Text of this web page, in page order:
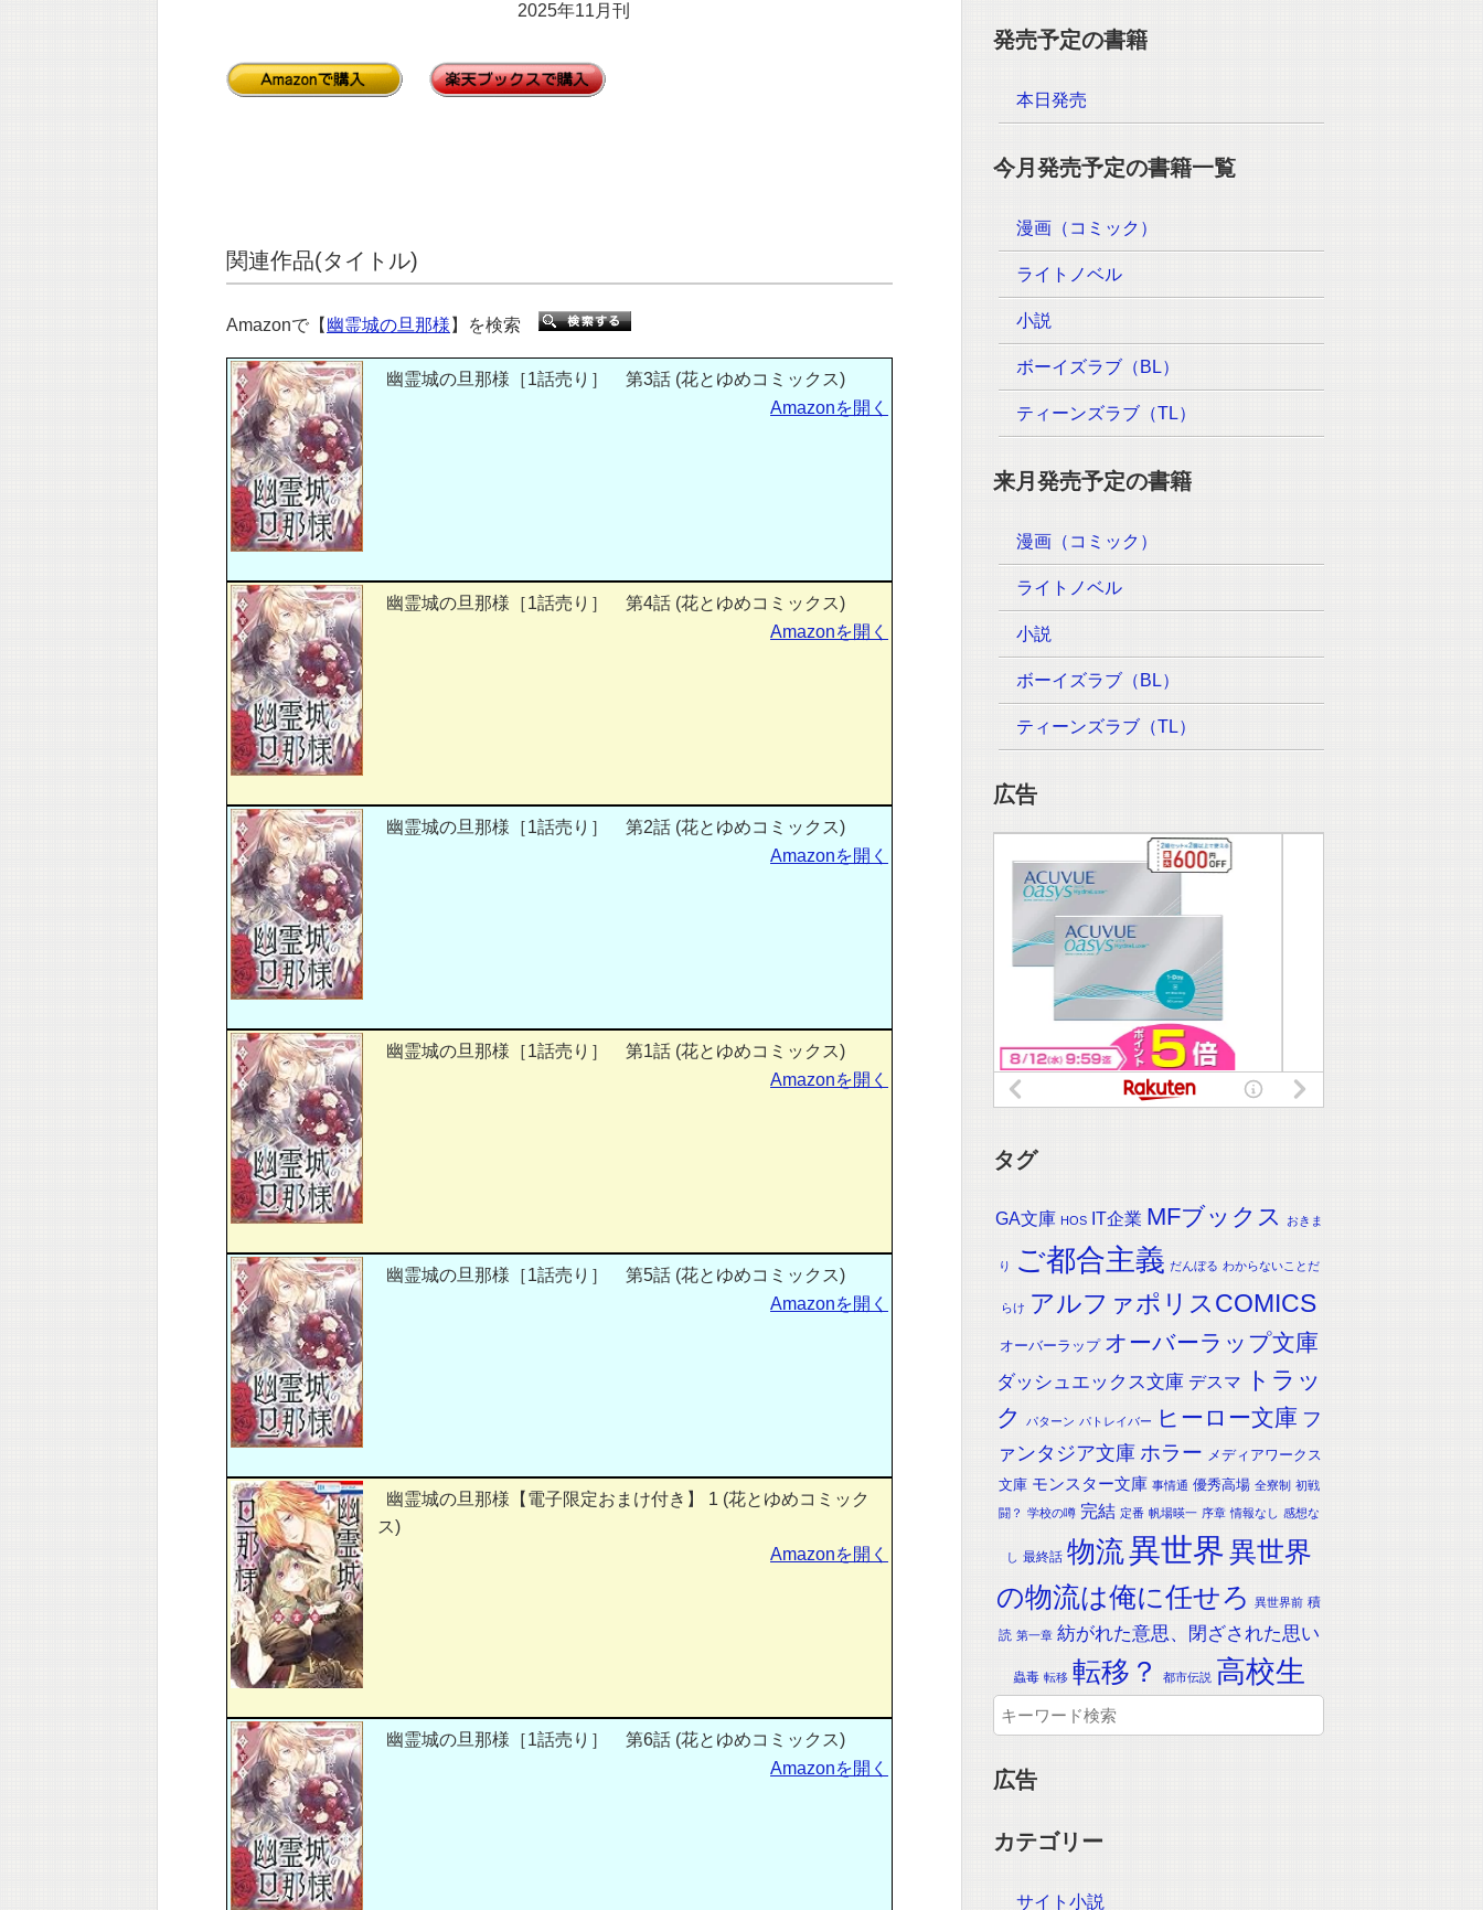
2025年11月刊
関連作品(タイトル)
Amazonで【 幽霊城の旦那様 】を検索
幽霊城の旦那様［1話売り］ 第3話 (花とゆめコミックス)
Amazonを開く
幽霊城の旦那様［1話売り］ 第4話 (花とゆめコミックス)
Amazonを開く
幽霊城の旦那様［1話売り］ 第2話 (花とゆめコミックス)
Amazonを開く
幽霊城の旦那様［1話売り］ 第1話 (花とゆめコミックス)
Amazonを開く
幽霊城の旦那様［1話売り］ 第5話 (花とゆめコミックス)
Amazonを開く
幽霊城の旦那様【電子限定おまけ付き】 1 (花とゆめコミック
ス)
Amazonを開く
幽霊城の旦那様［1話売り］ 第6話 (花とゆめコミックス)
Amazonを開く
発売予定の書籍
本日発売
今月発売予定の書籍一覧
漫画（コミック）
ライトノベル
小説
ボーイズラブ（BL）
ティーンズラブ（TL）
来月発売予定の書籍
漫画（コミック）
ライトノベル
小説
ボーイズラブ（BL）
ティーンズラブ（TL）
広告
タグ
GA文庫 HOS IT企業 MFブックス おきま
り ご都合主義 だんぼる わからないことだ
らけ アルファポリスCOMICS
オーバーラップ オーバーラップ文庫
ダッシュエックス文庫 デスマ
トラッ
ク
パターン パトレイバー ヒーロー文庫 フ
ァンタジア文庫 ホラー メディアワークス
文庫 モンスター文庫 事情通 優秀高場 全寮制 初戦
闘？ 学校の噂 完結 定番 帆場暎一 序章 情報なし 感想な
し 最終話 物流異世界異世界
の物流は俺に任せろ
異世界前 積
読 第一章 紡がれた意思、閉ざされた思い
蟲毒 転移 転移？ 都市伝説 高校生
広告
カテゴリー
サイト小説